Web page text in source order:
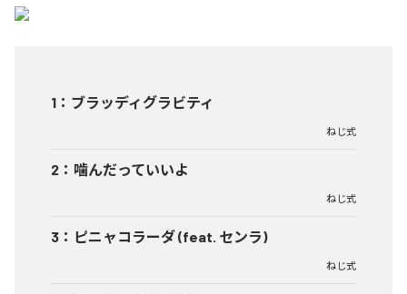
1 ： ブラッディグラビティ
ねじ式
2 ： 噛んだっていいよ
ねじ式
3 ： ピニャコラーダ (feat. センラ)
ねじ式